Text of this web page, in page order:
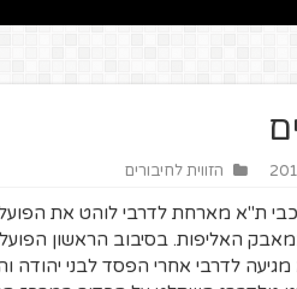
הזווית לחיבורים
2002/3, מחזור 22. מכבי ת"א מארחת לדרבי
האליפות. בסיבוב הראשון
לדרבי אחרי הפסד לבני יהודה